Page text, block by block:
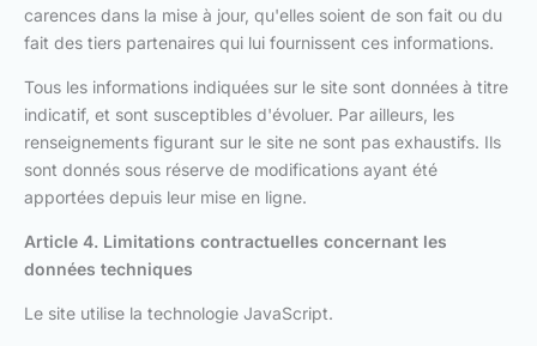
carences dans la mise à jour, qu'elles soient de son fait ou du
fait des tiers partenaires qui lui fournissent ces informations.
Tous les informations indiquées sur le site sont données à titre
indicatif, et sont susceptibles d'évoluer. Par ailleurs, les
renseignements figurant sur le site ne sont pas exhaustifs. Ils
sont donnés sous réserve de modifications ayant été
apportées depuis leur mise en ligne.
Article 4. Limitations contractuelles concernant les
données techniques
Le site utilise la technologie JavaScript.